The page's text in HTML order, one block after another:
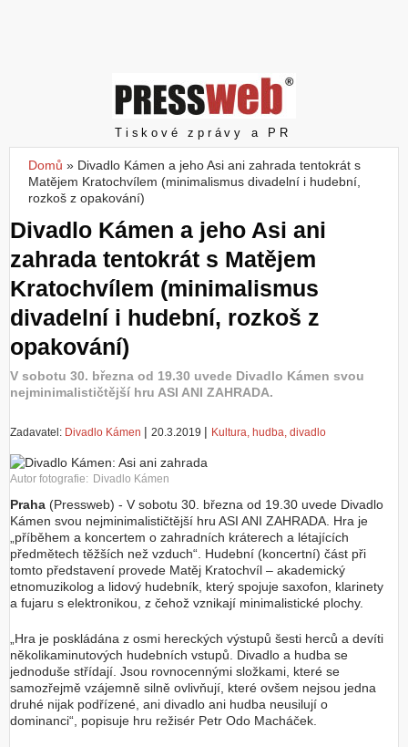
č
e
Pressweb
Tiskové zprávy a PR
Jste zde
Domů » Divadlo Kámen a jeho Asi ani zahrada tentokrát s
Matějem Kratochvílem (minimalismus divadelní i hudební,
rozkoš z opakování)
Divadlo Kámen a jeho Asi ani
zahrada tentokrát s Matějem
Kratochvílem (minimalismus
divadelní i hudební, rozkoš z
opakování)
V sobotu 30. března od 19.30 uvede Divadlo Kámen svou
nejminimalističtější hru ASI ANI ZAHRADA.
Zadavatel: Divadlo Kámen | 20.3.2019 | Kultura, hudba, divadlo
Autor fotografie: Divadlo Kámen
Praha (Pressweb) - V sobotu 30. března od 19.30 uvede Divadlo
Kámen svou nejminimalističtější hru ASI ANI ZAHRADA. Hra je
„příběhem a koncertem o zahradních kráterech a létajících
předmětech těžších než vzduch“. Hudební (koncertní) část při
tomto představení provede Matěj Kratochvíl – akademický
etnomuzikolog a lidový hudebník, který spojuje saxofon, klarinety
a fujaru s elektronikou, z čehož vznikají minimalistické plochy.
„Hra je poskládána z osmi hereckých výstupů šesti herců a devíti
několikaminutových hudebních vstupů. Divadlo a hudba se
jednoduše střídají. Jsou rovnocennými složkami, které se
samozřejmě vzájemně silně ovlivňují, které ovšem nejsou jedna
druhé nijak podřízené, ani divadlo ani hudba neusilují o
dominanci“, popisuje hru režisér Petr Odo Macháček.